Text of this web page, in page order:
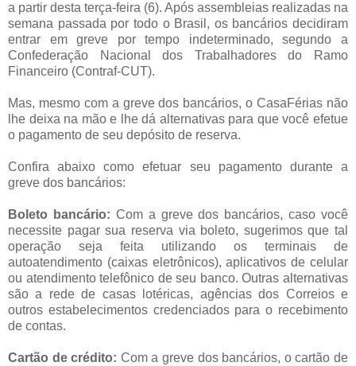
a partir desta terça-feira (6). Após assembleias realizadas na
semana passada por todo o Brasil, os bancários decidiram
entrar em greve por tempo indeterminado, segundo a
Confederação Nacional dos Trabalhadores do Ramo
Financeiro (Contraf-CUT).
Mas, mesmo com a greve dos bancários, o CasaFérias não
lhe deixa na mão e lhe dá alternativas para que você efetue
o pagamento de seu depósito de reserva.
Confira abaixo como efetuar seu pagamento durante a
greve dos bancários:
Boleto bancário: Com a greve dos bancários, caso você
necessite pagar sua reserva via boleto, sugerimos que tal
operação seja feita utilizando os terminais de
autoatendimento (caixas eletrônicos), aplicativos de celular
ou atendimento telefônico de seu banco. Outras alternativas
são a rede de casas lotéricas, agências dos Correios e
outros estabelecimentos credenciados para o recebimento
de contas.
Cartão de crédito: Com a greve dos bancários, o cartão de